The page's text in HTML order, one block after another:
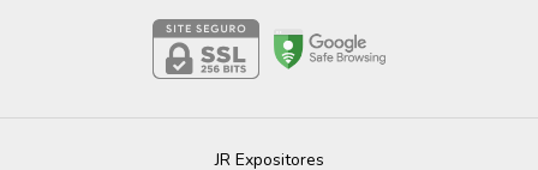
JR Expositores